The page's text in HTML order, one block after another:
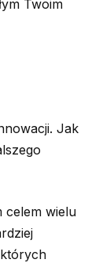
Twoim
Jak
celem wielu